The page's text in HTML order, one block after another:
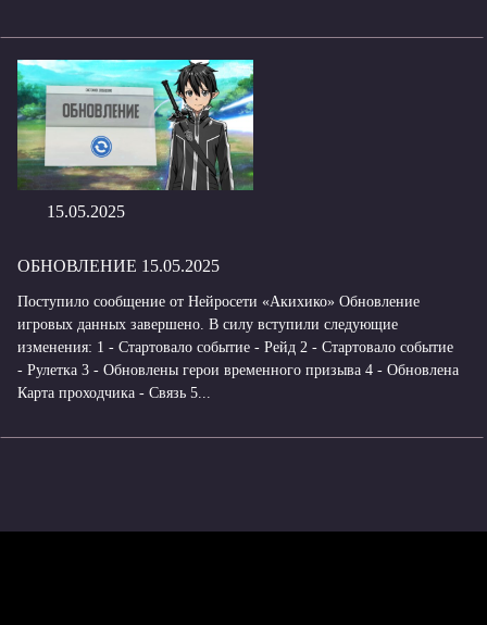
15.05.2025
ОБНОВЛЕНИЕ 15.05.2025
Поступило сообщение от Нейросети «Акихико» Обновление
игровых данных завершено. В силу вступили следующие
изменения: 1 - Стартовало событие - Рейд 2 - Стартовало событие
- Рулетка 3 - Обновлены герои временного призыва 4 - Обновлена
Карта проходчика - Связь 5...